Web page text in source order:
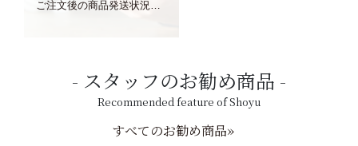
スタッフのお勧め商品
Recommended feature of Shoyu
すべてのお勧め商品»